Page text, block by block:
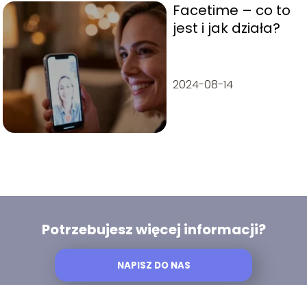
Facetime – co to
jest i jak działa?
2024-08-14
Potrzebujesz więcej informacji?
NAPISZ DO NAS